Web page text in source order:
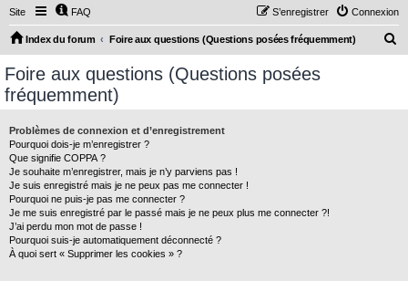
Site FAQ Connexion
S’enregistrer
Index du forum Foire aux questions (Questions posées fréquemment)
Foire aux questions (Questions posées
fréquemment)
Problèmes de connexion et d’enregistrement
Pourquoi dois-je m’enregistrer ?
Que signifie COPPA ?
Je souhaite m’enregistrer, mais je n’y parviens pas !
Je suis enregistré mais je ne peux pas me connecter !
Pourquoi ne puis-je pas me connecter ?
Je me suis enregistré par le passé mais je ne peux plus me connecter ?!
J’ai perdu mon mot de passe !
Pourquoi suis-je automatiquement déconnecté ?
À quoi sert « Supprimer les cookies » ?